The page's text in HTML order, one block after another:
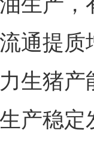
通提质
生猪
产稳